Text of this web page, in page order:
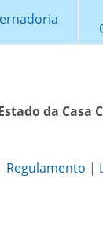
da Casa
Regulamento |